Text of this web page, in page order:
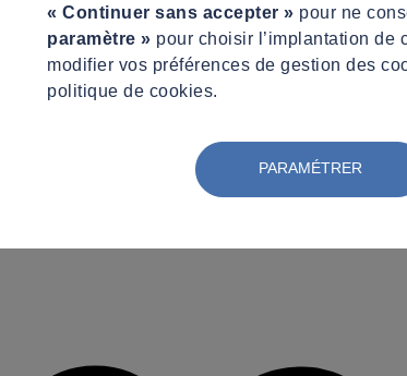
« Continuer sans accepter » pour ne
paramètre » pour choisir l’implantation de
modifier vos préférences de gestion des
politique de cookies.
PARAMÉTRER